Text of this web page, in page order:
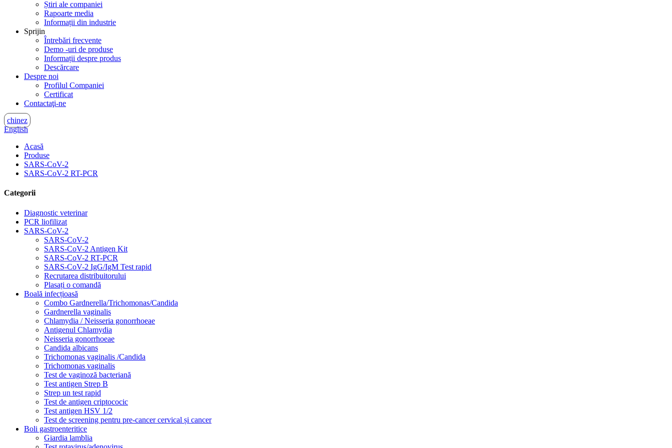
Știri ale companiei
Rapoarte media
Informații din industrie
Sprijin
Întrebări frecvente
Demo -uri de produse
Informații despre produs
Descărcare
Despre noi
Profilul Companiei
Certificat
Contactaţi-ne
chinez
English
Acasă
Produse
SARS-CoV-2
SARS-CoV-2 RT-PCR
Categorii
Diagnostic veterinar
PCR liofilizat
SARS-CoV-2
SARS-CoV-2
SARS-CoV-2 Antigen Kit
SARS-CoV-2 RT-PCR
SARS-CoV-2 IgG/IgM Test rapid
Recrutarea distribuitorului
Plasați o comandă
Boală infecțioasă
Combo Gardnerella/Trichomonas/Candida
Gardnerella vaginalis
Chlamydia / Neisseria gonorrhoeae
Antigenul Chlamydia
Neisseria gonorrhoeae
Candida albicans
Trichomonas vaginalis /Candida
Trichomonas vaginalis
Test de vaginoză bacteriană
Test antigen Strep B
Strep un test rapid
Test de antigen criptococic
Test antigen HSV 1/2
Test de screening pentru pre-cancer cervical și cancer
Boli gastroenteritice
Giardia lamblia